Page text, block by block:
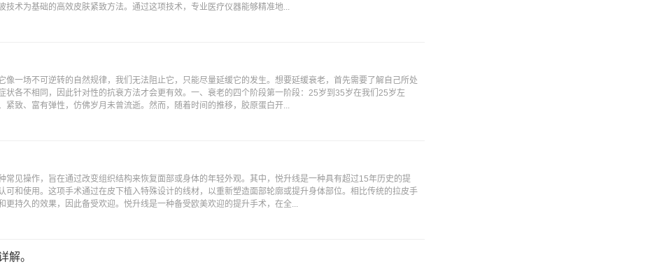
技术为基础的高效皮肤紧致方法。通过这项技术，专业医疗仪器能够精准地...
像一场不可逆转的自然规律，我们无法阻止它，只能尽量延缓它的发生。想要延缓衰老，首先需要了解自己所处
状各不相同，因此针对性的抗衰方法才会更有效。一、衰老的四个阶段第一阶段：25岁到35岁在我们25岁左
紧致、富有弹性，仿佛岁月未曾流逝。然而，随着时间的推移，胶原蛋白开...
常见操作，旨在通过改变组织结构来恢复面部或身体的年轻外观。其中，悦升线是一种具有超过15年历史的提
可和使用。这项手术通过在皮下植入特殊设计的线材，以重新塑造面部轮廓或提升身体部位。相比传统的拉皮手
更持久的效果，因此备受欢迎。悦升线是一种备受欧美欢迎的提升手术，在全...
解。